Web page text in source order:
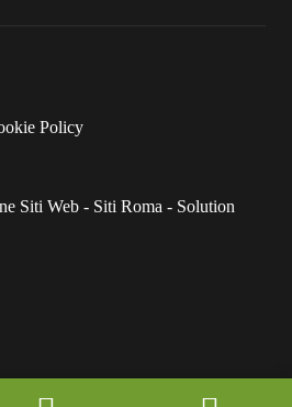
Siti Web - Siti Roma - Solution
Policy